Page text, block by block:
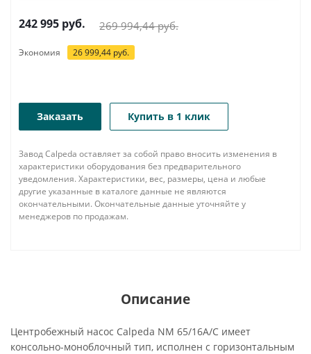
242 995 руб. 269 994,44руб.
Экономия 26 999,44 руб.
Заказать Купить в 1 клик
Завод Calpeda оставляет за собой право вносить изменения в
характеристики оборудования без предварительного
уведомления. Характеристики, вес, размеры, цена и любые
другие указанные в каталоге данные не являются
окончательными. Окончательные данные уточняйте у
менеджеров по продажам.
Описание
Центробежный насос Calpeda NM 65/16A/C имеет
консольно-моноблочный тип, исполнен с горизонтальным